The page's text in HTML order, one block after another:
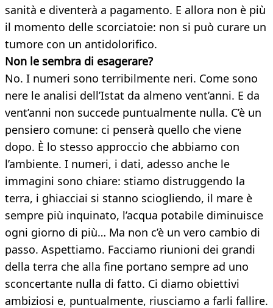
sanità e diventerà a pagamento. E allora non è più
il momento delle scorciatoie: non si può curare un
tumore con un antidolorifico.
Non le sembra di esagerare?
No. I numeri sono terribilmente neri. Come sono
nere le analisi dell’Istat da almeno vent’anni. E da
vent’anni non succede puntualmente nulla. C’è un
pensiero comune: ci penserà quello che viene
dopo. È lo stesso approccio che abbiamo con
l’ambiente. I numeri, i dati, adesso anche le
immagini sono chiare: stiamo distruggendo la
terra, i ghiacciai si stanno sciogliendo, il mare è
sempre più inquinato, l’acqua potabile diminuisce
ogni giorno di più… Ma non c’è un vero cambio di
passo. Aspettiamo. Facciamo riunioni dei grandi
della terra che alla fine portano sempre ad uno
sconcertante nulla di fatto. Ci diamo obiettivi
ambiziosi e, puntualmente, riusciamo a farli fallire.